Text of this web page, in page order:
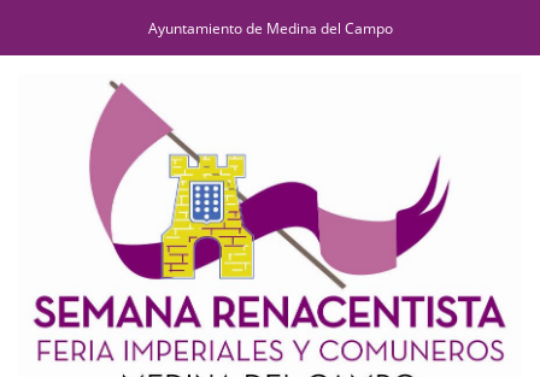
Ayuntamiento de Medina del Campo